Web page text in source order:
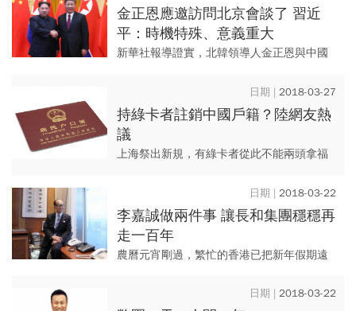
金正恩應邀訪問北京會談了 習近
平：時機特殊、意義重大
新華社報導證實，北韓領導人金正恩與中國
2018-03-27
持綠卡者註銷中國戶籍？陸網友熱
議
上海祭出新規，有綠卡者從此不能兩頭拿福
2018-03-22
李嘉誠做兩件事 讓長和集團穩穩再
走一百年
農曆元宵剛過，繁忙的香港已把新年假期遠
（deal）的聲音，晚餐時刻，香港首富李嘉
2018-03-22